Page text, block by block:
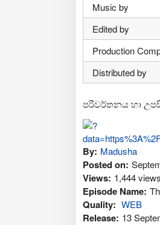
Music by
Edited by
Production
Distributed by
පරිවර්තනය හා
By: Madusha
Posted on:
Views: 1,444 views
Episode Name:
Quality: WEB
Release: 13